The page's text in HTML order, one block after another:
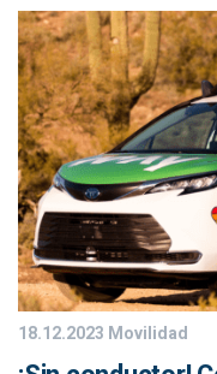
18.12.2023 Movilidad